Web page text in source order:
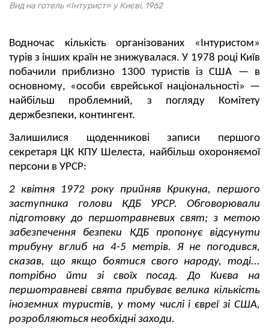
Вид на готель «Інтурист» у Києві, 1962
Водночас кількість організованих «Інтуристом»
турів з інших країн не знижувалася. У 1978 році Київ
побачили приблизно 1300 туристів із США — в
основному, «особи єврейської національності» —
найбільш проблемний, з погляду Комітету
держбезпеки, контингент.
Залишилися щоденникові записи першого
секретаря ЦК КПУ Шелеста, найбільш охороняємої
персони в УРСР:
2 квітня 1972 року прийняв Крикуна, першого
заступника голови КДБ УРСР. Обговорювали
підготовку до першотравневих свят; з метою
забезпечення безпеки КДБ пропонує відсунути
трибуну вглиб на 4-5 метрів. Я не погодився,
сказав, що якщо боятися свого народу, тоді...
потрібно йти зі своїх посад. До Києва на
першотравневі свята прибуває велика кількість
іноземних туристів, у тому числі і євреї зі США,
розробляються необхідні заходи.